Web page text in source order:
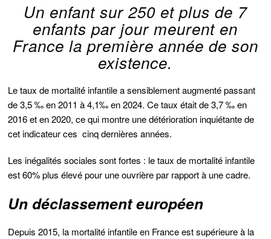
Un enfant sur 250 et plus de 7
enfants par jour meurent en
France la première année de son
existence.
Le taux de mortalité́ infantile a sensiblement augmenté passant
de 3,5 ‰ en 2011 à 4,1‰ en 2024. Ce taux était de 3,7 ‰ en
2016 et en 2020, ce qui montre une détérioration inquiétante de
cet indicateur ces cinq dernières années.
Les inégalités sociales sont fortes : le taux de mortalité infantile
est 60% plus élevé pour une ouvrière par rapport à une cadre.
Un déclassement européen
Depuis 2015, la mortalité infantile en France est supérieure à la